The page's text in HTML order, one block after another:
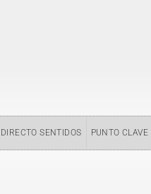
DIRECTO SENTIDOS PUNTO CLAVE